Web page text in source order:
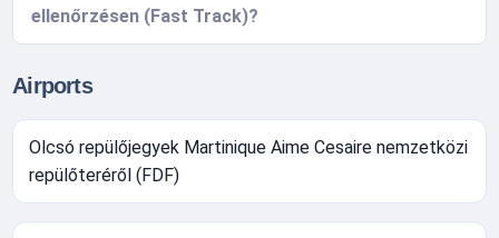
ellenőrzésen (Fast Track)?
Airports
Olcsó repülőjegyek Martinique Aime Cesaire nemzetközi
repülőteréről (FDF)